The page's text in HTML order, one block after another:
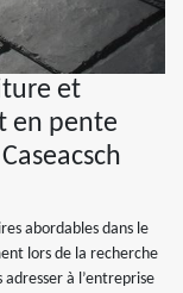
et
en pente
abordables dans le
lors de la recherche
à l’entreprise